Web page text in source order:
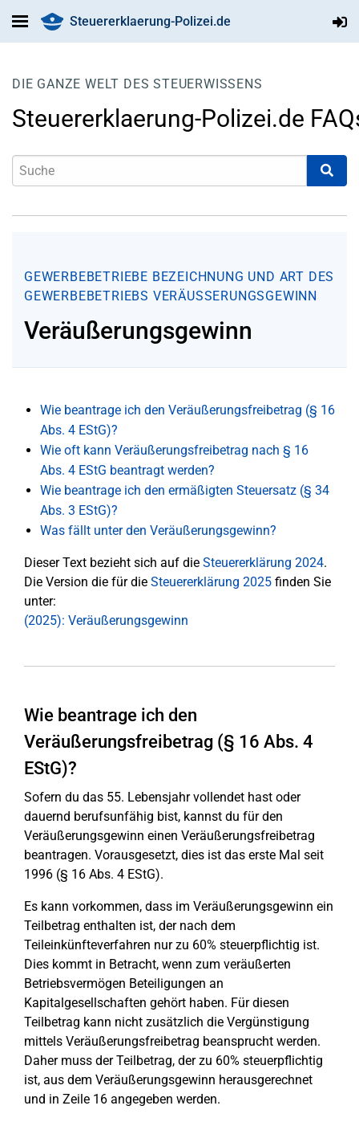
Steuererklaerung-Polizei.de
DIE GANZE WELT DES STEUERWISSENS
Steuererklaerung-Polizei.de
GEWERBEBETRIEBE BEZEICHNUNG UND ART DES
GEWERBEBETRIEBS VERÄUSSERUNGSGEWINN
Veräußerungsgewinn
Wie beantrage ich den Veräußerungsfreibetrag (§ 16
Abs. 4 EStG)?
Wie oft kann Veräußerungsfreibetrag nach § 16
Abs. 4 EStG beantragt werden?
Wie beantrage ich den ermäßigten Steuersatz (§ 34
Abs. 3 EStG)?
Was fällt unter den Veräußerungsgewinn?
Dieser Text bezieht sich auf die Steuererklärung 2024.
Die Version die für die Steuererklärung 2025 finden Sie
unter:
(2025): Veräußerungsgewinn
Wie beantrage ich den
Veräußerungsfreibetrag (§ 16 Abs. 4
EStG)?
Sofern du das 55. Lebensjahr vollendet hast oder
dauernd berufsunfähig bist, kannst du für den
Veräußerungsgewinn einen Veräußerungsfreibetrag
beantragen. Vorausgesetzt, dies ist das erste Mal seit
1996 (§ 16 Abs. 4 EStG).
Es kann vorkommen, dass im Veräußerungsgewinn ein
Teilbetrag enthalten ist, der nach dem
Teileinkünfteverfahren nur zu 60% steuerpflichtig ist.
Dies kommt in Betracht, wenn zum veräußerten
Betriebsvermögen Beteiligungen an
Kapitalgesellschaften gehört haben. Für diesen
Teilbetrag kann nicht zusätzlich die Vergünstigung
mittels Veräußerungsfreibetrag beansprucht werden.
Daher muss der Teilbetrag, der zu 60% steuerpflichtig
ist, aus dem Veräußerungsgewinn herausgerechnet
und in Zeile 16 angegeben werden.